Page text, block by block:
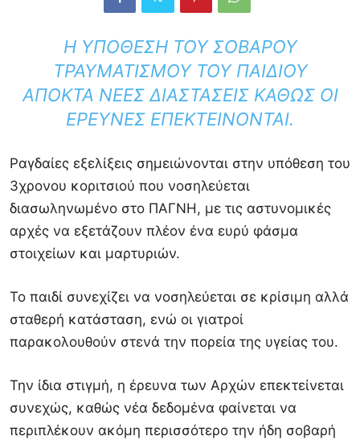
Η ΥΠΌΘΕΣΗ ΤΟΥ ΣΟΒΑΡΟΎ
ΤΡΑΥΜΑΤΙΣΜΟΎ ΤΟΥ ΠΑΙΔΙΟΎ
ΑΠΟΚΤΆ ΝΈΕΣ ΔΙΑΣΤΆΣΕΙΣ ΚΑΘΏΣ ΟΙ
ΈΡΕΥΝΕΣ ΕΠΕΚΤΕΊΝΟΝΤΑΙ.
Ραγδαίες εξελίξεις σημειώνονται στην υπόθεση του
3χρονου κοριτσιού που νοσηλεύεται
διασωληνωμένο στο ΠΑΓΝΗ, με τις αστυνομικές
αρχές να εξετάζουν πλέον ένα ευρύ φάσμα
στοιχείων και μαρτυριών.
Το παιδί συνεχίζει να νοσηλεύεται σε κρίσιμη αλλά
σταθερή κατάσταση, ενώ οι γιατροί
παρακολουθούν στενά την πορεία της υγείας του.
Την ίδια στιγμή, η έρευνα των Αρχών επεκτείνεται
συνεχώς, καθώς νέα δεδομένα φαίνεται να
περιπλέκουν ακόμη περισσότερο την ήδη σοβαρή